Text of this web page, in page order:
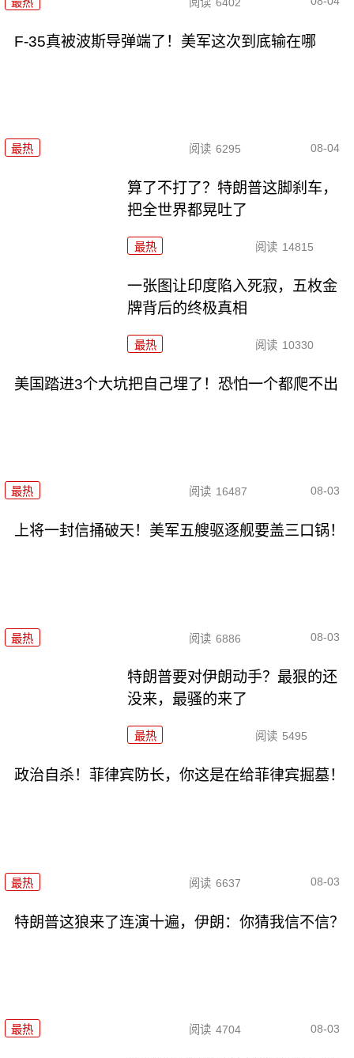
F-35真被波斯导弹端了！美军这次到底输在哪
最热 阅读 6295 08-04
算了不打了？特朗普这脚刹车，
把全世界都晃吐了
最热 阅读 14815
一张图让印度陷入死寂，五枚金
牌背后的终极真相
最热 阅读 10330
美国踏进3个大坑把自己埋了！恐怕一个都爬不出
最热 阅读 16487 08-03
上将一封信捅破天！美军五艘驱逐舰要盖三口锅！
最热 阅读 6886 08-03
特朗普要对伊朗动手？最狠的还
没来，最骚的来了
最热 阅读 5495
政治自杀！菲律宾防长，你这是在给菲律宾掘墓！
最热 阅读 6637 08-03
特朗普这狼来了连演十遍，伊朗：你猜我信不信？
最热 阅读 4704 08-03